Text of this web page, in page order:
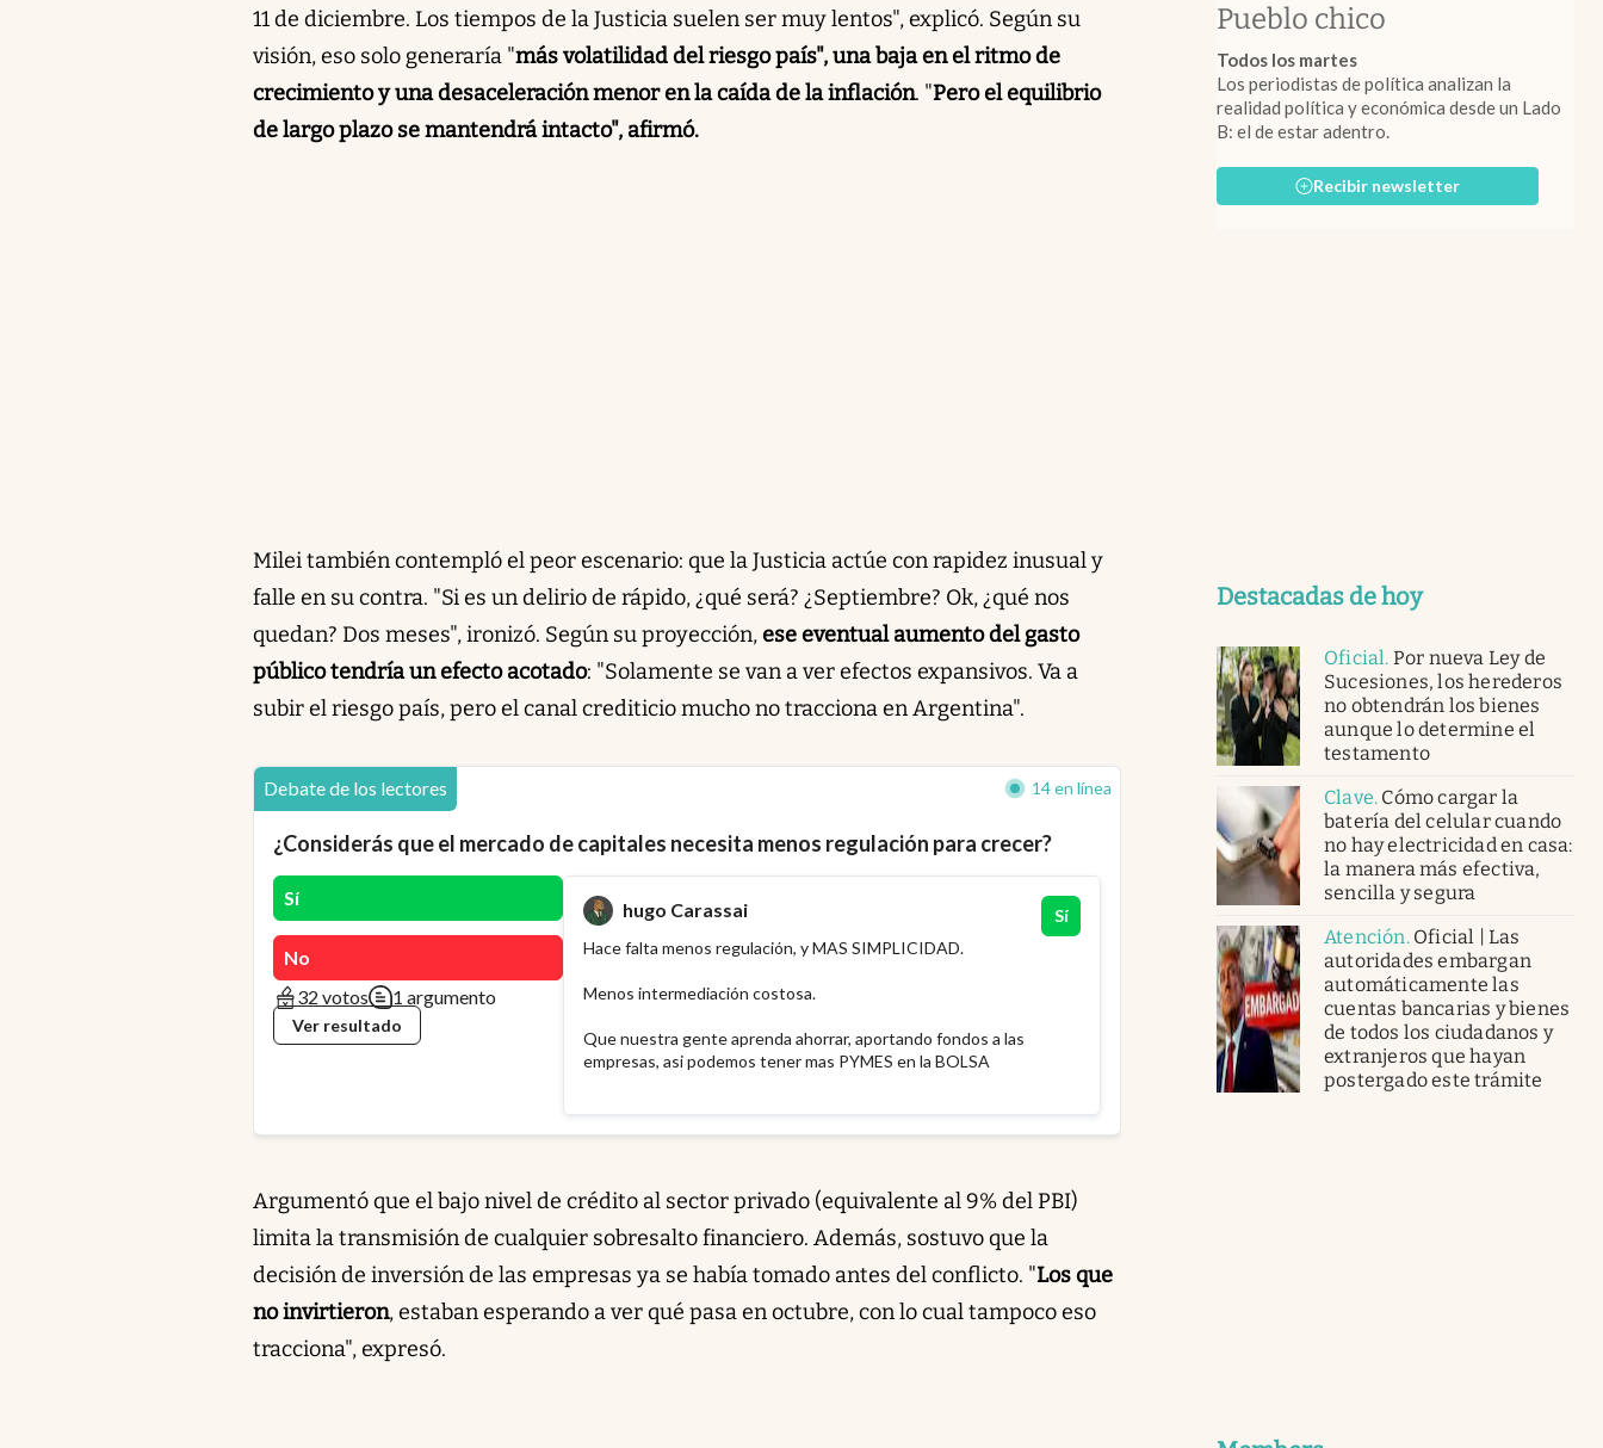
11 de diciembre. Los tiempos de la Justicia suelen ser muy lentos", explicó. Según su
visión, eso solo generaría "más volatilidad del riesgo país", una baja en el ritmo de
crecimiento y una desaceleración menor en la caída de la inflación. "Pero el equilibrio
de largo plazo se mantendrá intacto", afirmó.
Milei también contempló el peor escenario: que la Justicia actúe con rapidez inusual y
falle en su contra. "Si es un delirio de rápido, ¿qué será? ¿Septiembre? Ok, ¿qué nos
quedan? Dos meses", ironizó. Según su proyección, ese eventual aumento del gasto
público tendría un efecto acotado: "Solamente se van a ver efectos expansivos. Va a
subir el riesgo país, pero el canal crediticio mucho no tracciona en Argentina".
Debate de los lectores 14 en línea
¿Considerás que el mercado de capitales necesita menos regulación para crecer?
Sí
No
32 votos
1 argumento
Ver resultado
hugo Carassai
Sí
Hace falta menos regulación, y MAS SIMPLICIDAD.
Menos intermediación costosa.
Que nuestra gente aprenda ahorrar, aportando fondos a las
empresas, asi podemos tener mas PYMES en la BOLSA
Argumentó que el bajo nivel de crédito al sector privado (equivalente al 9% del PBI)
limita la transmisión de cualquier sobresalto financiero. Además, sostuvo que la
decisión de inversión de las empresas ya se había tomado antes del conflicto. "Los que
no invirtieron, estaban esperando a ver qué pasa en octubre, con lo cual tampoco eso
tracciona", expresó.
Pueblo chico
Todos los martes
Los periodistas de política analizan la
realidad política y económica desde un Lado
B: el de estar adentro.
Recibir newsletter
Destacadas de hoy
Oficial. Por nueva Ley de
Sucesiones, los herederos
no obtendrán los bienes
aunque lo determine el
testamento
Clave. Cómo cargar la
batería del celular cuando
no hay electricidad en casa:
la manera más efectiva,
sencilla y segura
Atención. Oficial | Las
autoridades embargan
automáticamente las
cuentas bancarias y bienes
de todos los ciudadanos y
extranjeros que hayan
postergado este trámite